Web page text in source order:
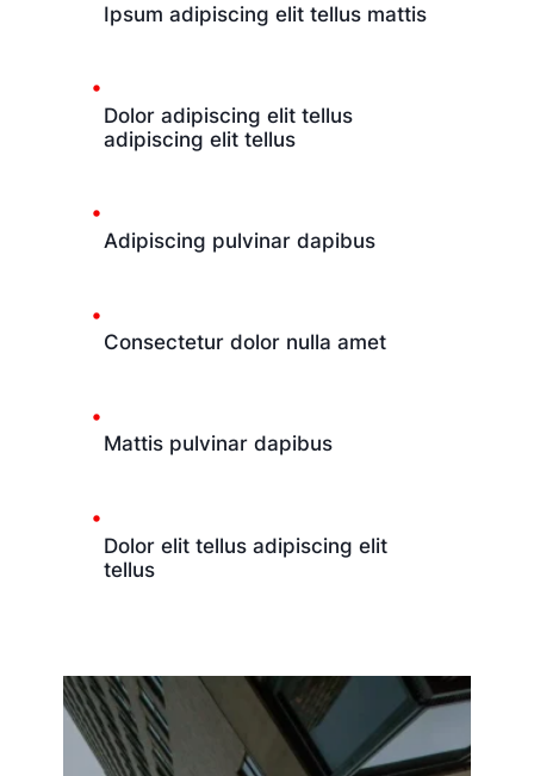
Ipsum adipiscing elit tellus mattis
Dolor adipiscing elit tellus
adipiscing elit tellus
Adipiscing pulvinar dapibus
Consectetur dolor nulla amet
Mattis pulvinar dapibus
Dolor elit tellus adipiscing elit
tellus